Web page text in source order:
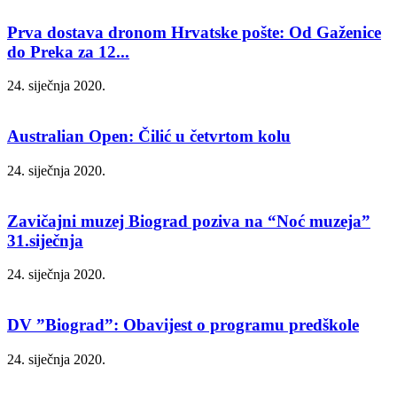
Prva dostava dronom Hrvatske pošte: Od Gaženice
do Preka za 12...
24. siječnja 2020.
Australian Open: Čilić u četvrtom kolu
24. siječnja 2020.
Zavičajni muzej Biograd poziva na “Noć muzeja”
31.siječnja
24. siječnja 2020.
DV ”Biograd”: Obavijest o programu predškole
24. siječnja 2020.